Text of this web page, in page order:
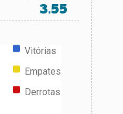
3.55
Vitórias
Empates
Derrotas